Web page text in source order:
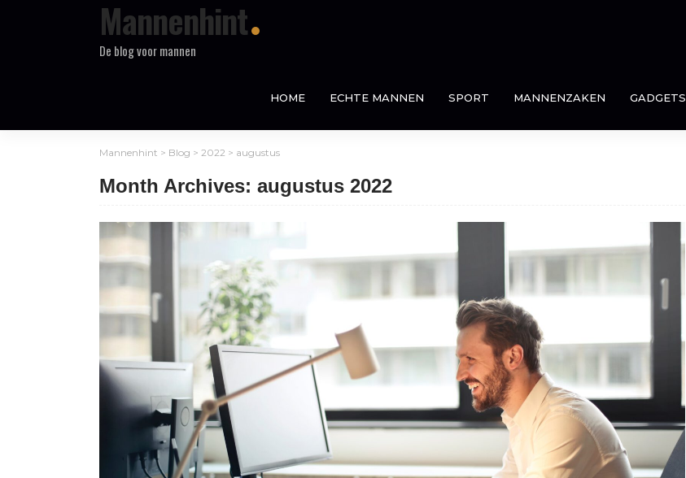
Mannenhint
De blog voor mannen
HOME ECHTE MANNEN SPORT MANNENZAKEN GADGETS
Mannenhint > Blog > 2022 > augustus
Month Archives: augustus 2022